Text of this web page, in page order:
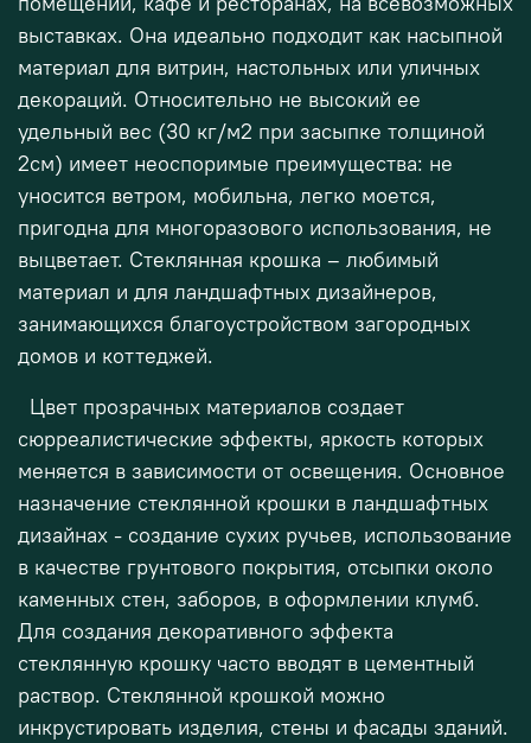
выставках. Она идеально подходит как насыпной
материал для витрин, настольных или уличных
декораций. Относительно не высокий ее
удельный вес (30 кг/м2 при засыпке толщиной
2см) имеет неоспоримые преимущества: не
уносится ветром, мобильна, легко моется,
пригодна для многоразового использования, не
выцветает. Стеклянная крошка – любимый
материал и для ландшафтных дизайнеров,
занимающихся благоустройством загородных
домов и коттеджей.
Цвет прозрачных материалов создает
сюрреалистические эффекты, яркость которых
меняется в зависимости от освещения. Основное
назначение стеклянной крошки в ландшафтных
дизайнах - создание сухих ручьев, использование
в качестве грунтового покрытия, отсыпки около
каменных стен, заборов, в оформлении клумб.
Для создания декоративного эффекта
стеклянную крошку часто вводят в цементный
раствор. Стеклянной крошкой можно
инкрустировать изделия, стены и фасады зданий.